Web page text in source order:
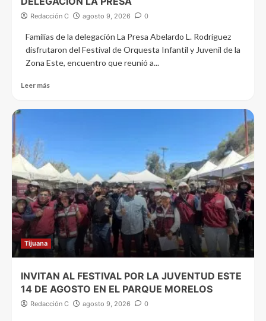
Redacción C agosto 9, 2026 0
Familias de la delegación La Presa Abelardo L. Rodríguez
disfrutaron del Festival de Orquesta Infantil y Juvenil de la
Zona Este, encuentro que reunió a...
Leer más
Tijuana
INVITAN AL FESTIVAL POR LA JUVENTUD ESTE
14 DE AGOSTO EN EL PARQUE MORELOS
Redacción C agosto 9, 2026 0